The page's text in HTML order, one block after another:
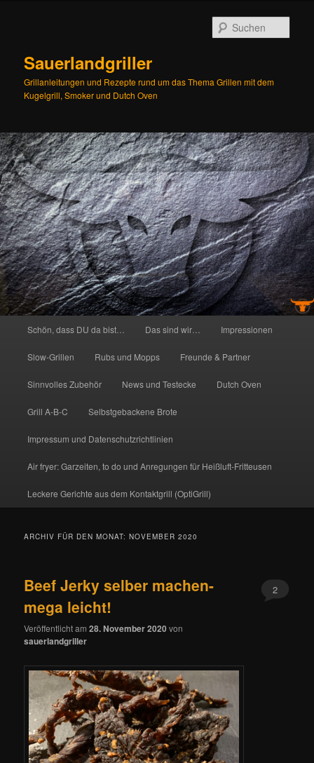
Sauerlandgriller
Grillanleitungen und Rezepte rund um das Thema Grillen mit dem
Kugelgrill, Smoker und Dutch Oven
Schön, dass DU da bist… Das sind wir… Impressionen
Slow-Grillen Rubs und Mopps Freunde & Partner
Sinnvolles Zubehör News und Testecke Dutch Oven
Grill A-B-C Selbstgebackene Brote
Impressum und Datenschutzrichtlinien
Air fryer: Garzeiten, to do und Anregungen für Heißluft-Fritteusen
Leckere Gerichte aus dem Kontaktgrill (OptiGrill)
ARCHIV FÜR DEN MONAT:NOVEMBER 2020
Beef Jerky selber machen-
mega leicht!
Veröffentlicht am28. November 2020von
sauerlandgriller
2